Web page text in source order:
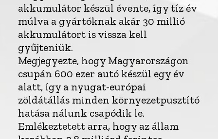
akkumulátor készül évente, így tíz év
múlva a gyártóknak akár 30 millió
akkumulátort is vissza kell
gyűjteniük.
Megjegyezte, hogy Magyarországon
csupán 600 ezer autó készül egy év
alatt, így a nyugat-európai
zöldátállás minden környezetpusztító
hatása nálunk csapódik le.
Emlékeztetett arra, hogy az állam